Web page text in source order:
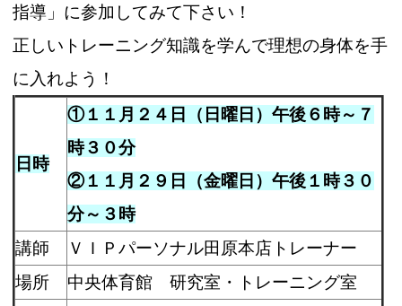
指導」に参加してみて下さい！
正しいトレーニング知識を学んで理想の身体を手
に入れよう！
日時
①１１月２４日（日曜日）午後６時～７
時３０分
②１１月２９日（金曜日）午後１時３０
分～３時
講師
ＶＩＰパーソナル田原本店トレーナー
場所
中央体育館 研究室・トレーニング室